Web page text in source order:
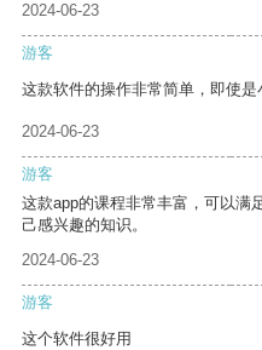
2024-06-23
游客
这款软件的操作非常简单，即使是
2024-06-23
游客
这款app的课程非常丰富，可以满
己感兴趣的知识。
2024-06-23
游客
这个软件很好用